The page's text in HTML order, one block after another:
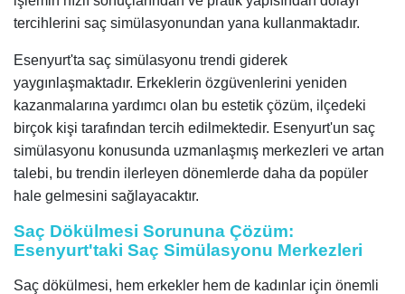
tercihlerini saç simülasyonundan yana kullanmaktadır.
Esenyurt'ta saç simülasyonu trendi giderek
yaygınlaşmaktadır. Erkeklerin özgüvenlerini yeniden
kazanmalarına yardımcı olan bu estetik çözüm, ilçedeki
birçok kişi tarafından tercih edilmektedir. Esenyurt'un saç
simülasyonu konusunda uzmanlaşmış merkezleri ve artan
talebi, bu trendin ilerleyen dönemlerde daha da popüler
hale gelmesini sağlayacaktır.
Saç Dökülmesi Sorununa Çözüm:
Esenyurt'taki Saç Simülasyonu Merkezleri
Saç dökülmesi, hem erkekler hem de kadınlar için önemli